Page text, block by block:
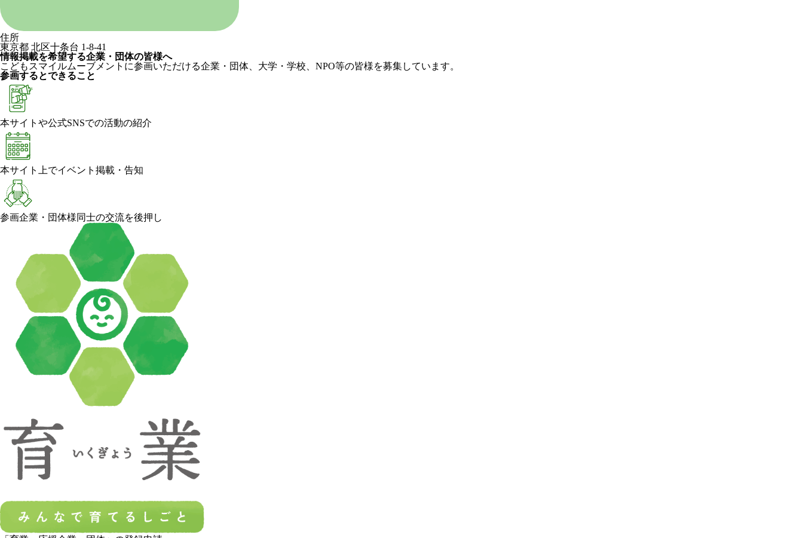
住所
東京都 北区十条台 1-8-41
情報掲載を希望する企業・団体の皆様へ
こどもスマイルムーブメントに参画いただける企業・団体、大学・学校、NPO等の皆様を募集しています。
参画するとできること
本サイトや公式SNSでの活動の紹介
本サイト上でイベント掲載・告知
参画企業・団体様同士の交流を後押し